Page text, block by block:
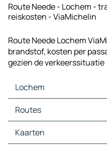
Route Neede - Lochem -
reiskosten - ViaMichelin
Route Neede Lochem
brandstof, kosten per
gezien de verkeerssituatie
Lochem
Lochem Kaarten
Lochem Verkeer
Lochem Hotels
Lochem Restaurants
Routes
Routes Lochem - Arnhem
Routes Lochem - Deventer
Kaarten